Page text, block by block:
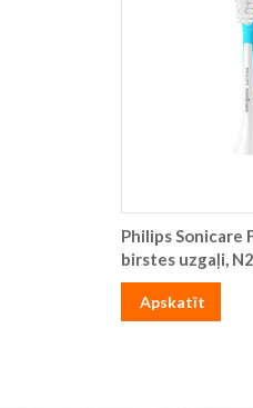
Philips Sonicare
birstes uzgaļi, N2
Apskatīt